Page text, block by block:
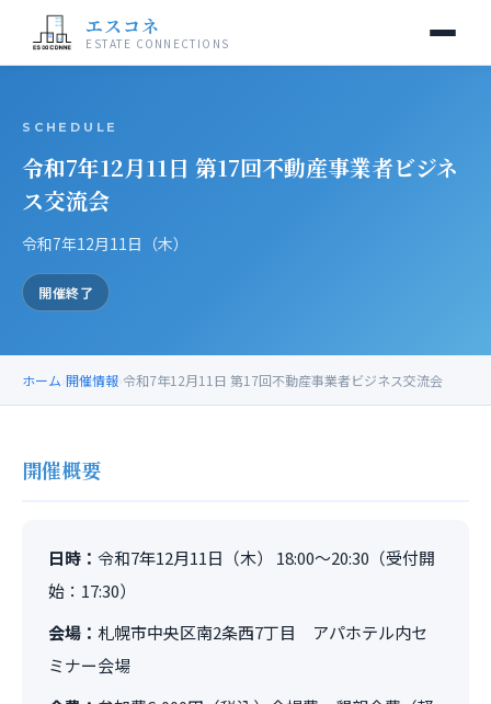
エスコネ
ESTATE CONNECTIONS
開催情報
運営事務局
SCHEDULE
令和7年12月11日 第17回不動産事業者ビジネ
ス交流会
令和7年12月11日（木）
開催終了
ホーム 開催情報 令和7年12月11日 第17回不動産事業者ビジネス交流会
開催概要
日時： 令和7年12月11日（木） 18:00～20:30（受付開
始：17:30）
会場： 札幌市中央区南2条西7丁目 アパホテル内セ
ミナー会場